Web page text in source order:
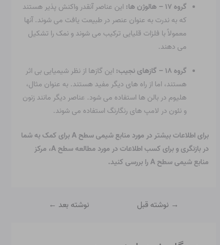
گروه ۱۷ – هالوژن ها:
این عناصر آنقدر واکنش پذیر هستند
که به ندرت به عنوان عنصر در طبیعت یافت می شوند. آنها
معمولاً با فلزات قلیایی ترکیب می شوند و نمک را تشکیل
می دهند.
گروه ۱۸ – گازهای نجیب:
این گازها از نظر شیمیایی بی اثر
هستند، اما از راه های دیگر مفید هستند. به عنوان مثال،
هلیوم در بالن ها استفاده می شود. عناصر دیگر مانند زنون
و نئون در لامپ های رنگارنگ استفاده می شوند.
برای اطلاعات بیشتر در مورد منابع شیمی سطح A برای کمک به شما
در بازنگری و برای کسب اطلاعات در مورد مطالعه سطح A، مرکز
منابع شیمی سطح A را بررسی کنید.
→ نوشته قبل نوشته بعد ←